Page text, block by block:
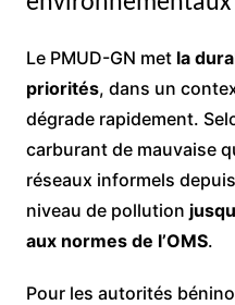
Le PMUD-GN met la
priorités, dans un
dégrade rapidement.
carburant de mauvaise
réseaux informels
niveau de pollution
aux normes de l’OMS.
Pour les autorités